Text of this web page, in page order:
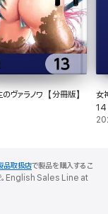
ヴァラノワ【分冊版】
女
14
取扱店で製品を購入するこ
。English Sales Line at